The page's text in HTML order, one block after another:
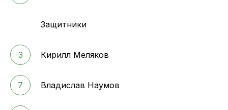
Защитники
3 Кирилл Меляков
7 Владислав Наумов